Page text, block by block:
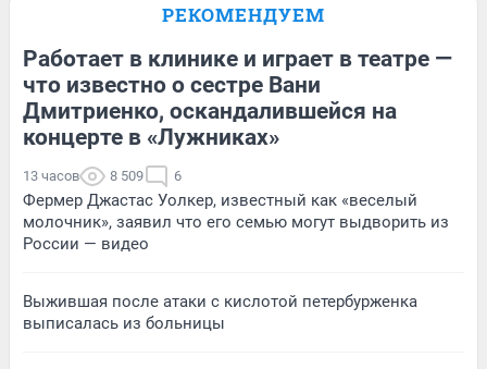
РЕКОМЕНДУЕМ
Работает в клинике и играет в театре —
что известно о сестре Вани
Дмитриенко, оскандалившейся на
концерте в «Лужниках»
13 часов 8 509 6
Фермер Джастас Уолкер, известный как «веселый
молочник», заявил что его семью могут выдворить из
России — видео
Выжившая после атаки с кислотой петербурженка
выписалась из больницы